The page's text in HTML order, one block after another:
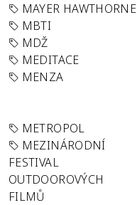
MAYER HAWTHORNE
MBTI
MDŽ
MEDITACE
MENZA
METROPOL
MEZINÁRODNÍ
FESTIVAL
OUTDOOROVÝCH
FILMŮ